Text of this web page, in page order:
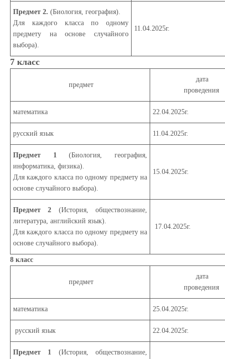
Предмет 2. (Биология, география).
Для каждого класса по одному
предмету на основе случайного
выбора).
11.04.2025г.
7 класс
предмет
дата
проведения
математика 22.04.2025г.
русский язык 11.04.2025г.
Предмет 1(Биология, география,
информатика, физика).
Для каждого класса по одному предмету на
основе случайного выбора).
15.04.2025г.
Предмет 2 (История, обществознание,
литература, английский язык).
Для каждого класса по одному предмету на
основе случайного выбора).
17.04.2025г.
8 класс
предмет
дата
проведения
математика 25.04.2025г.
русский язык 22.04.2025г.
Предмет 1 (История, обществознание,